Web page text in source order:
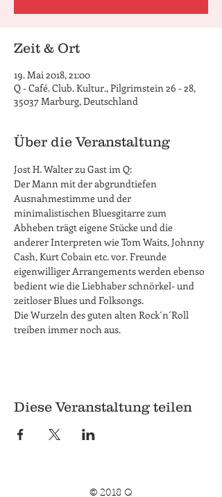
Zeit & Ort
19. Mai 2018, 21:00
Q - Café. Club. Kultur., Pilgrimstein 26 - 28,
35037 Marburg, Deutschland
Über die Veranstaltung
Jost H. Walter zu Gast im Q:
Der Mann mit der abgrundtiefen
Ausnahmestimme und der
minimalistischen Bluesgitarre zum
Abheben trägt eigene Stücke und die
anderer Interpreten wie Tom Waits, Johnny
Cash, Kurt Cobain etc. vor. Freunde
eigenwilliger Arrangements werden ebenso
bedient wie die Liebhaber schnörkel- und
zeitloser Blues und Folksongs.
Die Wurzeln des guten alten Rock´n´Roll
treiben immer noch aus.
Diese Veranstaltung teilen
© 2018 Q